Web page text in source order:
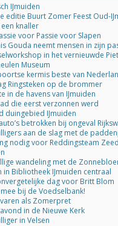
IJmuiden
editie Buurt Zomer Feest Oud-
knaller
voor Passie voor Slapen
Gouda neemt mensen in zijn
in het vernieuwde
Museum
kermis beste van
Ringsteken op de brommer
in de havens van IJmuiden
die eerst verzonnen werd
duingebied IJmuiden
betrokken bij ongeval
aan de slag met de
nodig voor Reddingsteam
wandeling met de
in Bibliotheek IJmuiden centraal
dag voor Britt Blom
bij de Voedselbank!
als Zomerpret
in de Nieuwe Kerk
in Velsen